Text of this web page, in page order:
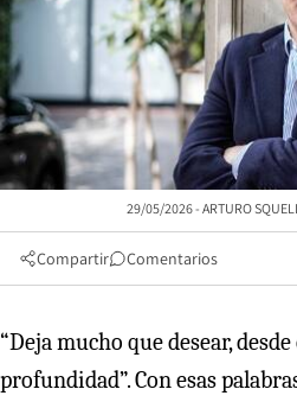
29/05/2026 - ARTURO
Compartir Comentarios
“Deja mucho que desear,
profundidad”. Con esas